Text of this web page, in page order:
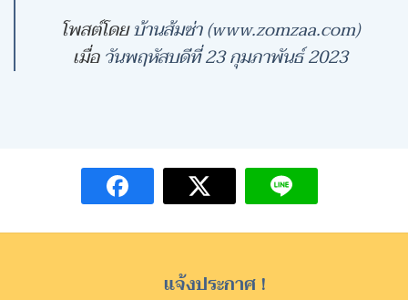
โพสต์โดยบ้านส้มซ่า (www.zomzaa.com)
เมื่อวันพฤหัสบดีที่ 23 กุมภาพันธ์ 2023
แจ้งประกาศ !